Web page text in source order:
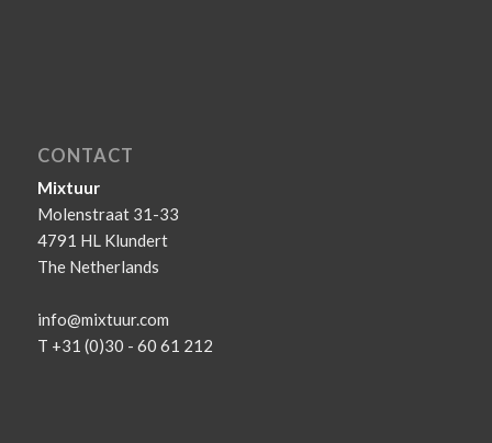
CONTACT
Mixtuur
Molenstraat 31-33
4791 HL Klundert
The Netherlands
info@mixtuur.com
T +31 (0)30 - 60 61 212